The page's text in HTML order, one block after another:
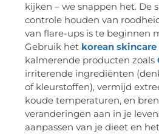
kijken – we snappen het. De
controle houden van
van flare-ups is te beginnen
Gebruik het korean skincare
kalmerende producten zoals
irriterende ingrediënten
of kleurstoffen), vermijd
koude temperaturen, en
veranderingen aan in je
aanpassen van je dieet en